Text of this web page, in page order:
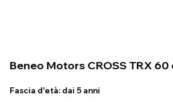
Beneo Motors CROSS TRX 60
Fascia d'età: dai 5 anni